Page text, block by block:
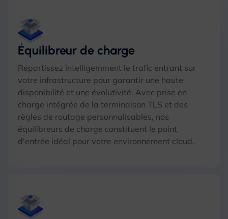
Équilibreur de charge
Répartissez intelligemment le trafic entrant sur
votre infrastructure pour garantir une haute
disponibilité et une évolutivité. Avec prise en
charge intégrée de la terminaison TLS et des
règles de routage personnalisables, nos
équilibreurs de charge constituent le point
d'entrée idéal pour votre environnement cloud.